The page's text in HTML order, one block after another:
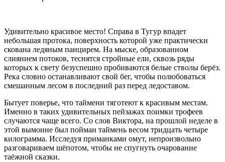
Удивительно красивое место! Справа в Тугур впадет
небольшая протока, поверхность которой уже практически
скована ледяным панцирем. На мыске, образованном
слиянием потоков, теснятся стройные ели, сквозь ряды
которых к свету безуспешно пробиваются белые стволы берёз.
Река словно останавливают свой бег, чтобы полюбоваться
смешанным лесом в последний раз перед ледоставом.
Бытует поверье, что таймени тяготеют к красивым местам.
Именно в таких удивительных пейзажах поимки трофеев
случаются чаще всего. Со слов Виктора, на прошлой неделе в
этой вымоине был пойман таймень весом тридцать четыре
килограмма. Исследуя приманками омут, непроизвольно
разговариваем шёпотом, чтобы не спугнуть очарование
таёжной сказки.